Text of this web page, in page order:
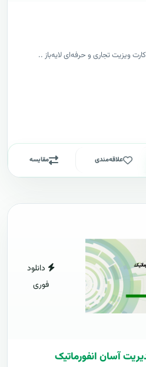
علاقه‌مندی مقایسه
دانلود
فوری